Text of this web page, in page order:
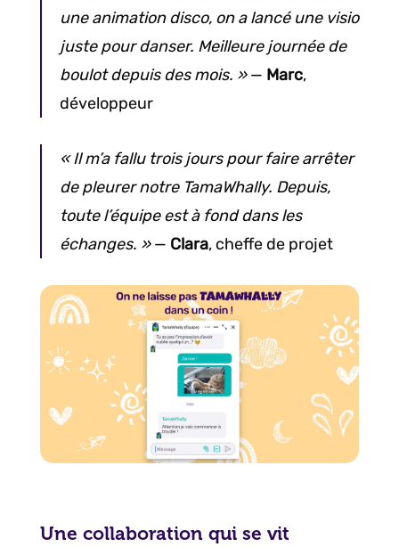
une animation disco, on a lancé une visio
juste pour danser. Meilleure journée de
boulot depuis des mois. »— Marc,
développeur
« Il m’a fallu trois jours pour faire arrêter
de pleurer notre TamaWhally. Depuis,
toute l’équipe est à fond dans les
échanges. »— Clara, cheffe de projet
Une collaboration qui se vit